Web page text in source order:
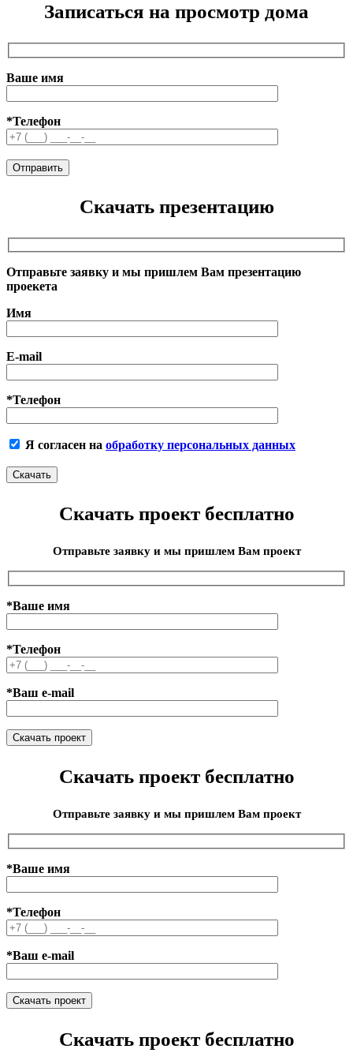
Записаться на просмотр дома
Ваше имя
*Телефон
Скачать презентацию
Отправьте заявку и мы пришлем Вам презентацию
проекета
Имя
E-mail
*Телефон
Я согласен на обработку персональных данных
Скачать проект бесплатно
Отправьте заявку и мы пришлем Вам проект
*Ваше имя
*Телефон
*Ваш e-mail
Скачать проект бесплатно
Отправьте заявку и мы пришлем Вам проект
*Ваше имя
*Телефон
*Ваш e-mail
Скачать проект бесплатно